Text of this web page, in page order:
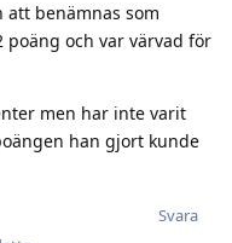
att benämnas som
och var värvad för
men har inte varit
han gjort kunde
Svara